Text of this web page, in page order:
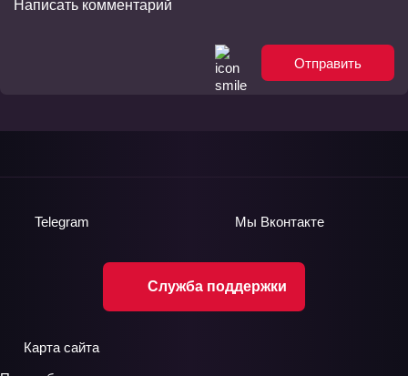
Отправить
Служба поддержки
Telegram Мы Вконтакте
Карта сайта